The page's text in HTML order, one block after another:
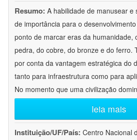
Resumo: A habilidade de manusear e
de importância para o
ponto de marcar eras da humanidade,
pedra, do cobre, do bronze e do ferro.
por conta da vantagem estratégica do
tanto para infraestrutura como para
No momento que uma civilização
leia mais
Instituição/UF/País: Centro Nacional